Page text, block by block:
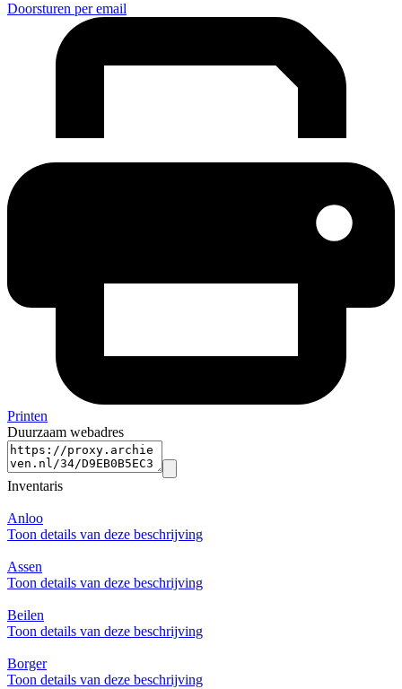
Doorsturen per email
Printen
Duurzaam webadres
Inventaris
Anloo
Toon details van deze beschrijving
Assen
Toon details van deze beschrijving
Beilen
Toon details van deze beschrijving
Borger
Toon details van deze beschrijving